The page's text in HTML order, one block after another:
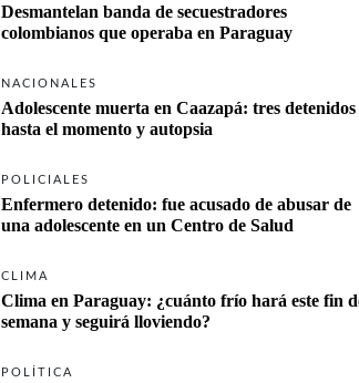
Desmantelan banda de secuestradores
colombianos que operaba en Paraguay
NACIONALES
Adolescente muerta en Caazapá: tres detenidos
hasta el momento y autopsia
POLICIALES
Enfermero detenido: fue acusado de abusar de
una adolescente en un Centro de Salud
CLIMA
Clima en Paraguay: ¿cuánto frío hará este fin
semana y seguirá lloviendo?
POLÍTICA